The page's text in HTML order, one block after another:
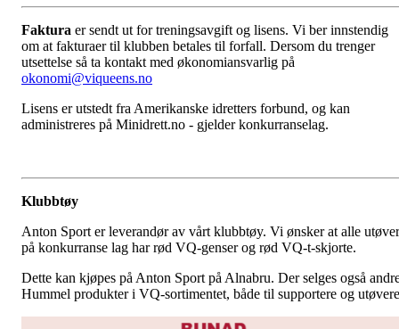
Faktura er sendt ut for treningsavgift og lisens. Vi ber innstendig
om at fakturaer til klubben betales til forfall. Dersom du trenger
utsettelse så ta kontakt med økonomiansvarlig på
okonomi@viqueens.no
Lisens er utstedt fra Amerikanske idretters forbund, og kan
administreres på Minidrett.no - gjelder konkurranselag.
Klubbtøy
Anton Sport er leverandør av vårt klubbtøy. Vi ønsker at alle
på konkurranse lag har rød VQ-genser og rød VQ-t-skjorte.
Dette kan kjøpes på Anton Sport på Alnabru. Der selges også
Hummel produkter i VQ-sortimentet, både til supportere og